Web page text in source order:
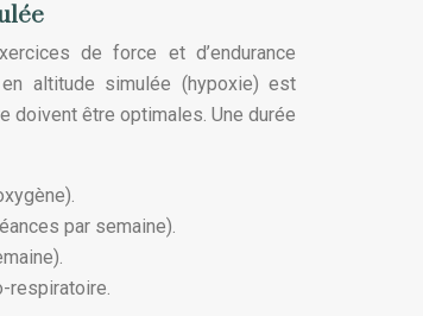
de force et d’endurance
altitude simulée (hypoxie) est
doivent être optimales. Une durée
par semaine).
respiratoire.